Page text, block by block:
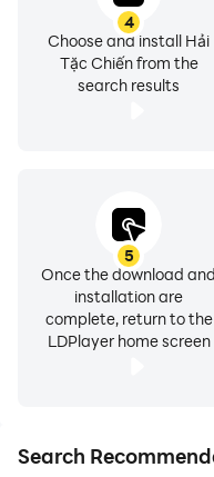
4
Choose and install Hải
Tặc Chiến from the
search results
5
Once the download and
installation are
complete, return to the
LDPlayer home screen
Search